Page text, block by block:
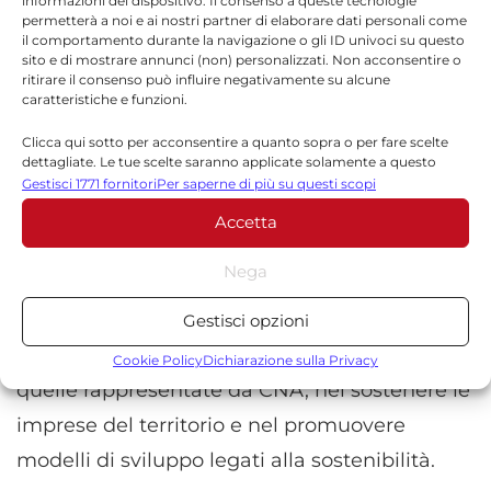
permetterà a noi e ai nostri partner di elaborare dati personali come
il comportamento durante la navigazione o gli ID univoci su questo
sito e di mostrare annunci (non) personalizzati. Non acconsentire o
ritirare il consenso può influire negativamente su alcune
caratteristiche e funzioni.
Clicca qui sotto per acconsentire a quanto sopra o per fare scelte
dettagliate. Le tue scelte saranno applicate solamente a questo
sito. È possibile modificare le impostazioni in qualsiasi momento,
compreso il ritiro del consenso, utilizzando i pulsanti della Cookie
Policy o cliccando sul pulsante di gestione del consenso nella parte
inferiore dello schermo.
Statistiche
Archiviare informazioni su dispositivo e/o accedervi, Misurare le
prestazioni degli annunci, Misurare le prestazioni dei contenuti,
combinazione di dati provenienti da fonti diverse.
Marketing
Gestisci 1771 fornitoriPer saperne di più su questi scopi
Accetta
Nega
Gestisci opzioni
Cookie PolicyDichiarazione sulla Privacy
Secondo i dati diffusi daISTAT e Regione
Siciliana, il turismo culturale e naturalistico
dell’economia dell’isola, con un impatto
rilevante soprattutto nelle province orientali,
dove si concentrano siti Unesco, aree protette
e produzioni agricole di eccellenza.
Il programma evidenzia anche il ruolo delle
reti associative e produttive locali, come
quelle rappresentate da CNA, nel sostenere le
imprese del territorio e nel promuovere
modelli di sviluppo legati alla sostenibilità.